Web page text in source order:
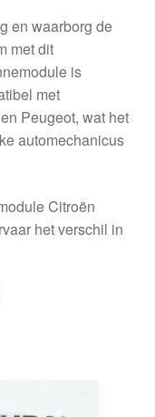
en waarborg de
met dit
is
met
Peugeot, wat het
automechanicus
Citroën
het verschil in